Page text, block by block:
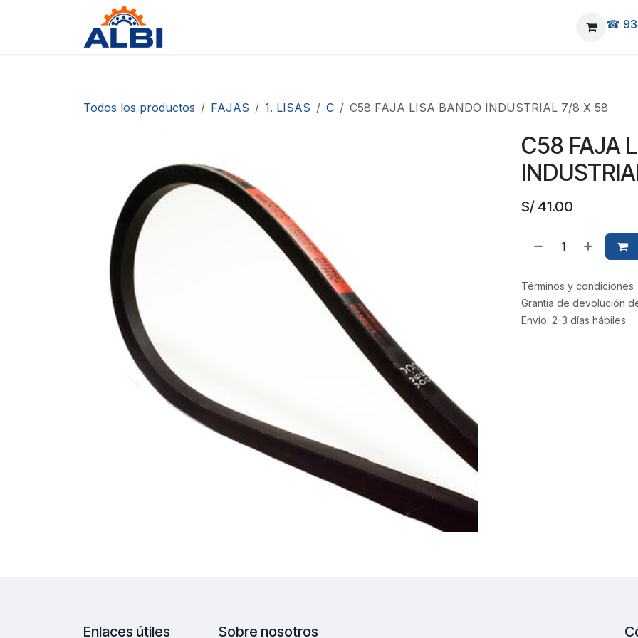
☎
Todos los productos FAJAS 1. LISAS C C58 FAJA LISA BANDO INDUSTRIAL 7/8 X 58
C58 FAJA
S/ 41.00
Términos y condiciones
Grantía de devolución
Envío: 2-3 días hábiles
Enlaces útiles Sobre nosotros